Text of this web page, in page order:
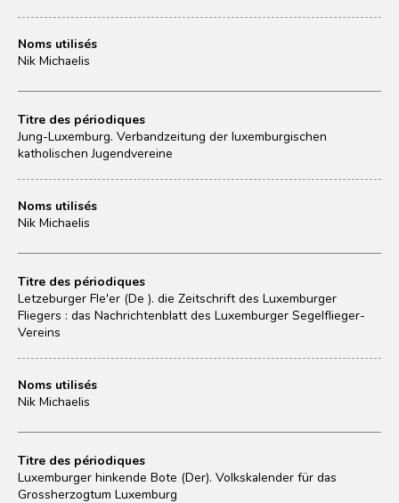
Noms utilisés
Nik Michaelis
Titre des périodiques
Jung-Luxemburg. Verbandzeitung der luxemburgischen
katholischen Jugendvereine
Noms utilisés
Nik Michaelis
Titre des périodiques
Letzeburger Fle'er (De ). die Zeitschrift des Luxemburger
Fliegers : das Nachrichtenblatt des Luxemburger Segelflieger-
Vereins
Noms utilisés
Nik Michaelis
Titre des périodiques
Luxemburger hinkende Bote (Der). Volkskalender für das
Grossherzogtum Luxemburg